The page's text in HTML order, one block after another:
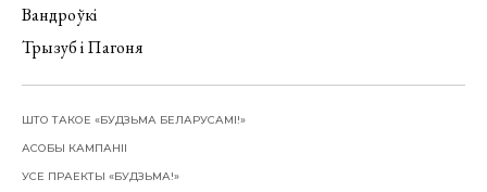
Вандроўкі
Трызуб і Пагоня
ШТО ТАКОЕ «БУДЗЬМА БЕЛАРУСАМІ!»
АСОБЫ КАМПАНІІ
УСЕ ПРАЕКТЫ «БУДЗЬМА!»